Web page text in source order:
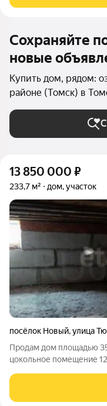
Сохраняйте
новые
Купить дом, рядом:
районе (Томск) в
13 850 000 ₽
233,7 м² дом, участок
посёлок Новый,улица
Продам дом площадью
цокольное помещение
газ, канализация
доступности школа,